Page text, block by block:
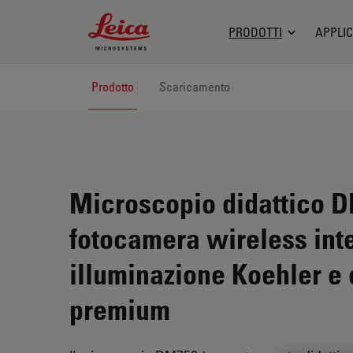
Leica Microsystems Logo
PRODOTTI
Prodotto Scaricamento
Microscopio didattico
fotocamera wireless
illuminazione Koehler e
premium